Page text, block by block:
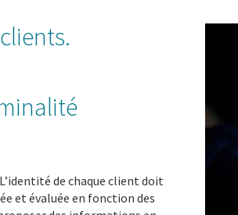
de chaque client doit
et évaluée en fonction des